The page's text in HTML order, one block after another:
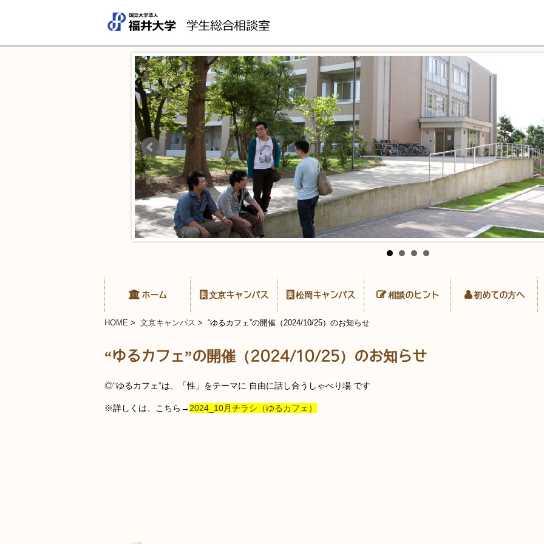
ホーム 文京キャンパス 松岡キャンパス 相談のヒント 初めての方へ
HOME > 文京キャンパス > “ゆるカフェ”の開催（2024/10/25）のお知らせ
“ゆるカフェ”の開催（2024/10/25）のお知らせ
◎“ゆるカフェ”は、「性」をテーマに 自由に話し合うしゃべり場 です
※詳しくは、こちら→ 2024_10月チラシ（ゆるカフェ）